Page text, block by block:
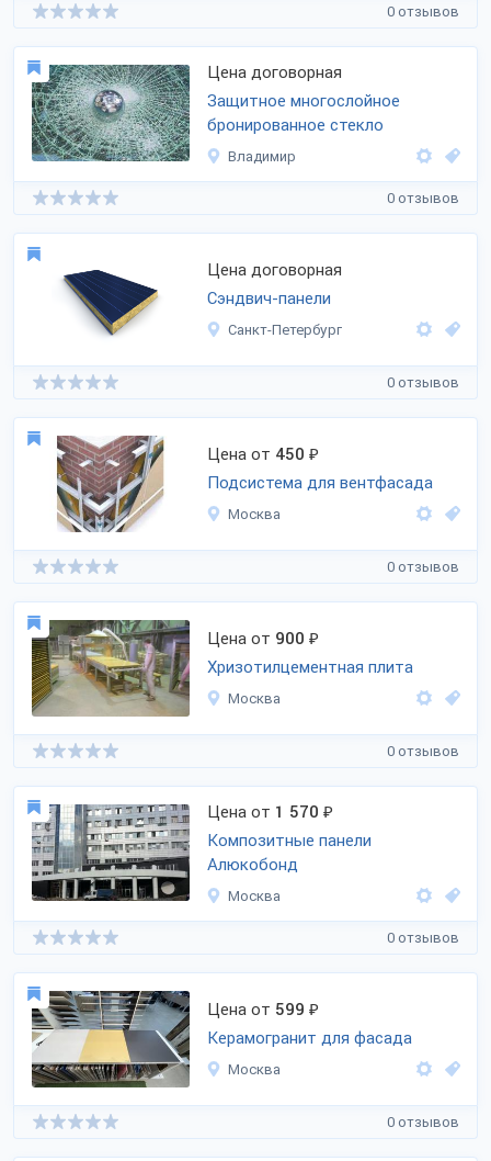
0 отзывов
Цена договорная
Защитное многослойное
бронированное стекло
Владимир
0 отзывов
Цена договорная
Сэндвич-панели
Санкт-Петербург
0 отзывов
Цена от 450 ₽
Подсистема для вентфасада
Москва
0 отзывов
Цена от 900 ₽
Хризотилцементная плита
Москва
0 отзывов
Цена от 1 570 ₽
Композитные панели
Алюкобонд
Москва
0 отзывов
Цена от 599 ₽
Керамогранит для фасада
Москва
0 отзывов